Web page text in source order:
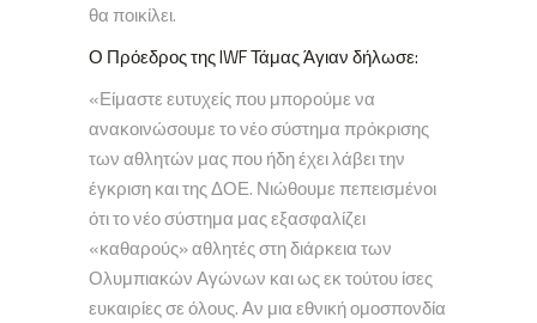
θα ποικίλει.
Ο Πρόεδρος της IWF Τάμας Άγιαν δήλωσε:
«Είμαστε ευτυχείς που μπορούμε να
ανακοινώσουμε το νέο σύστημα πρόκρισης
των αθλητών μας που ήδη έχει λάβει την
έγκριση και της ΔΟΕ. Νιώθουμε πεπεισμένοι
ότι το νέο σύστημα μας εξασφαλίζει
«καθαρούς» αθλητές στη διάρκεια των
Ολυμπιακών Αγώνων και ως εκ τούτου ίσες
ευκαιρίες σε όλους. Αν μια εθνική ομοσπονδία